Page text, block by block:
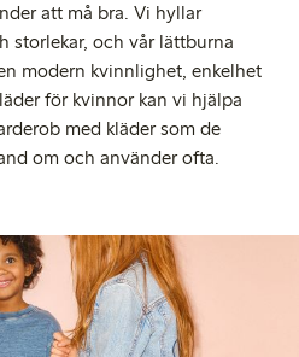
att må bra. Vi hyllar
storlekar, och vår lättburna
modern kvinnlighet, enkelhet
för kvinnor kan vi hjälpa
med kläder som de
om och använder ofta.